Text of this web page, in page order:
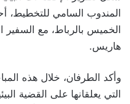
المندوب السامي للتخطيط،
الخميس بالرباط، مع السفير
هاريس.
وأكد الطرفان، خلال هذه
التي يعلقانها على القضية